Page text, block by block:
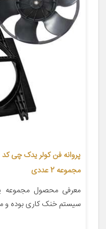
مجموعه 2 عددی
معرفی محصول مجموعه
سیستم خنک کاری بوده و